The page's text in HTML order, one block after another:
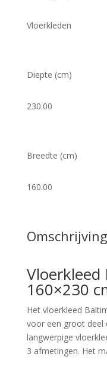
Vloerkleden
Diepte (cm)
230.00
Breedte (cm)
160.00
Omschrijving
Vloerkleed
160×230
Het vloerkleed
voor een groot deel
langwerpige
3 afmetingen. Het